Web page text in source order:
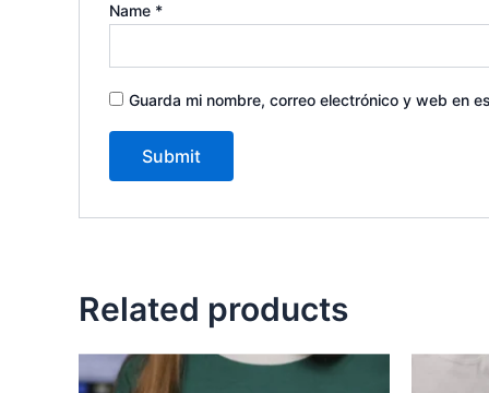
Name *
Guarda mi nombre, correo electrónico y web en
Related products